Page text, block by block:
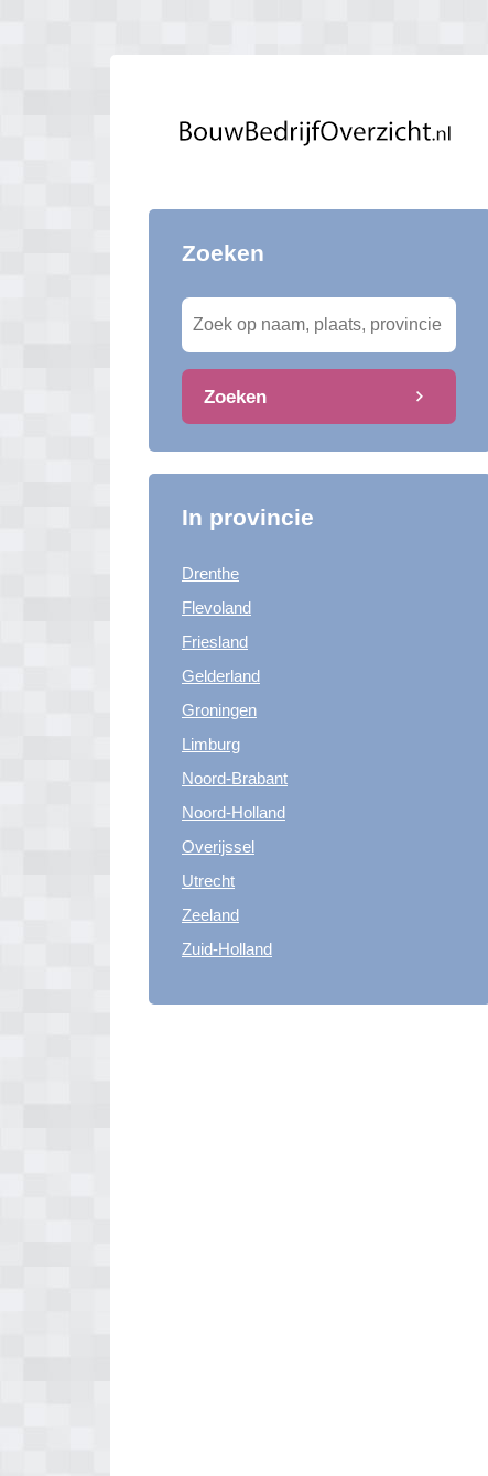
Zoeken
Zoeken
In provincie
Drenthe
Flevoland
Friesland
Gelderland
Groningen
Limburg
Noord-Brabant
Noord-Holland
Overijssel
Utrecht
Zeeland
Zuid-Holland